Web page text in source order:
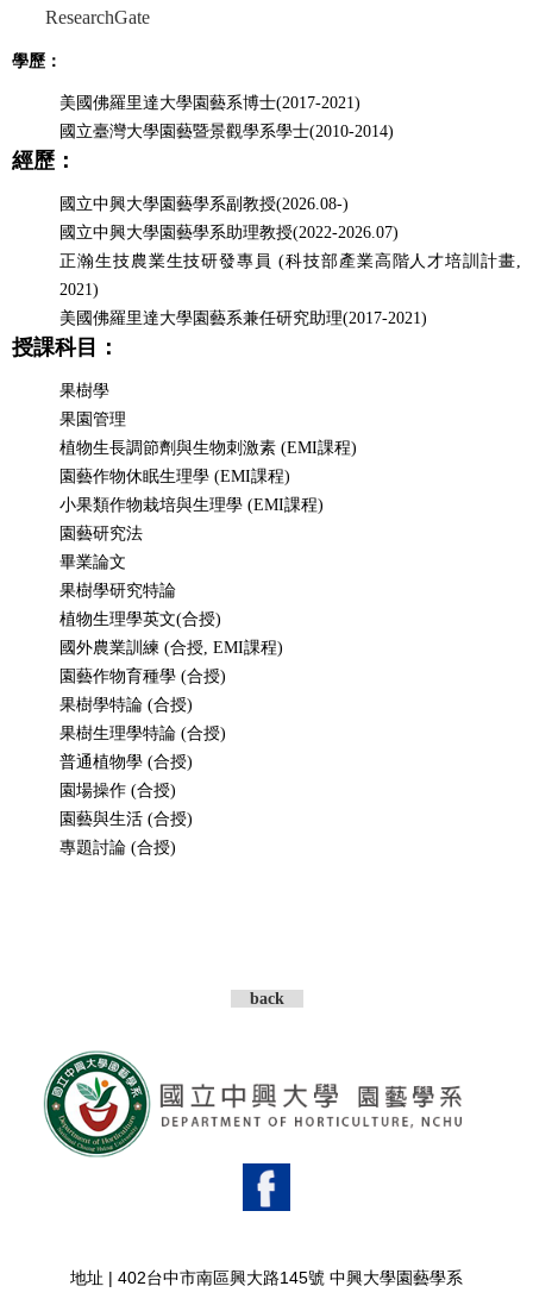
ResearchGate
學歷：
美國佛羅里達大學園藝系博士(2017-2021)
國立臺灣大學園藝暨景觀學系學士(2010-2014)
經歷：
國立中興大學園藝學系副教授(2026.08-)
國立中興大學園藝學系助理教授(2022-2026.07)
正瀚生技農業生技研發專員 (科技部產業高階人才培訓計畫,
2021 )
美國佛羅里達大學園藝系兼任研究助理(2017-2021)
授課科目：
果樹學
果園管理
植物生長調節劑與生物刺激素 (EMI課程)
園藝作物休眠生理學 (EMI課程)
小果類作物栽培與生理學 (EMI課程)
園藝研究法
畢業論文
果樹學研究特論
植物生理學英文(合授)
國外農業訓練 (合授, EMI課程)
園藝作物育種學 (合授)
果樹學特論 (合授)
果樹生理學特論 (合授)
普通植物學 (合授)
園場操作 (合授)
園藝與生活 (合授)
專題討論 (合授)
back
地址 | 402台中市南區興大路145號 中興大學園藝學系